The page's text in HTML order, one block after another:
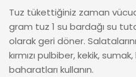
Tuz tükettiğiniz zaman
gram tuz 1 su bardağı su
olarak geri döner.
kırmızı pulbiber, kekik,
baharatları kullanın.